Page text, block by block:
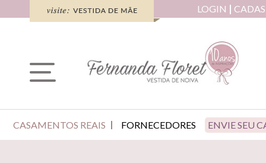
LOGIN
CASAMENTOS REAIS FORNECEDORES ENVIE SEU